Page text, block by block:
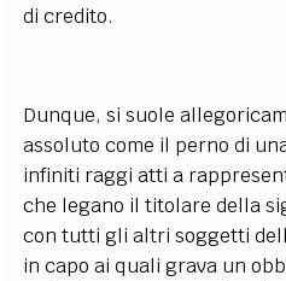
di credito.
Dunque, si suole
assoluto come il perno di
infiniti raggi atti a
che legano il titolare della
con tutti gli altri soggetti
in capo ai quali grava un